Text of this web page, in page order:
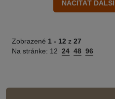
Zobrazené 1 - 12 z 27
Na stránke: 12 24 48 96